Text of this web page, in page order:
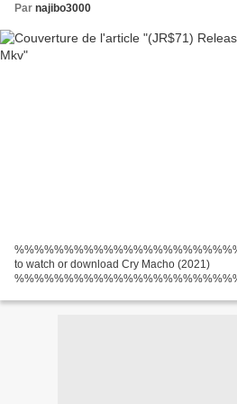
Par najibo3000
to watch or download Cry Macho (2021)
Schenk, N. Richard Nash Actors: Clint